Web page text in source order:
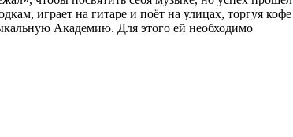
играет на гитаре и поёт на улицах, торгуя кофе
Академию. Для этого ей необходимо